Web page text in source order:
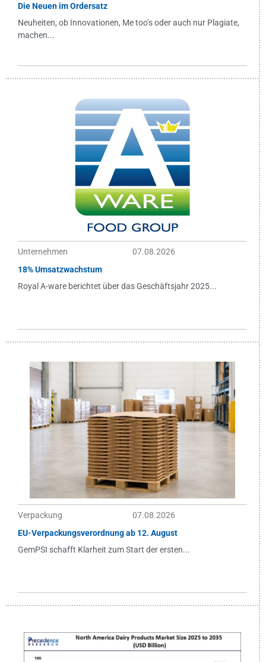
Die Neuen im Ordersatz
Neuheiten, ob Innovationen, Me too’s oder auch nur Plagiate,
machen...
Unternehmen
07.08.2026
18% Umsatzwachstum
Royal A-ware berichtet über das Geschäftsjahr 2025...
Verpackung
07.08.2026
EU-Verpackungsverordnung ab 12. August
GemPSI schafft Klarheit zum Start der ersten...